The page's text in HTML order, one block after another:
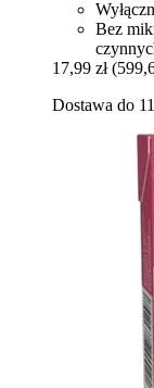
Bez
17,99 zł
Dostawa do